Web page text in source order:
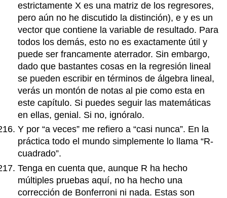
estrictamente X es una matriz de los regresores,
pero aún no he discutido la distinción), e y es un
vector que contiene la variable de resultado. Para
todos los demás, esto no es exactamente útil y
puede ser francamente aterrador. Sin embargo,
dado que bastantes cosas en la regresión lineal
se pueden escribir en términos de álgebra lineal,
verás un montón de notas al pie como esta en
este capítulo. Si puedes seguir las matemáticas
en ellas, genial. Si no, ignóralo.
Y por “a veces” me refiero a “casi nunca”. En la
práctica todo el mundo simplemente lo llama “R-
cuadrado”.
Tenga en cuenta que, aunque R ha hecho
múltiples pruebas aquí, no ha hecho una
corrección de Bonferroni ni nada. Estas son